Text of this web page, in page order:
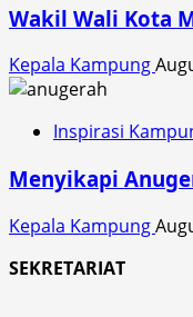
Wakil Wali Kota
Kepala Kampung
Inspirasi
Menyikapi
Kepala Kampung
SEKRETARIAT